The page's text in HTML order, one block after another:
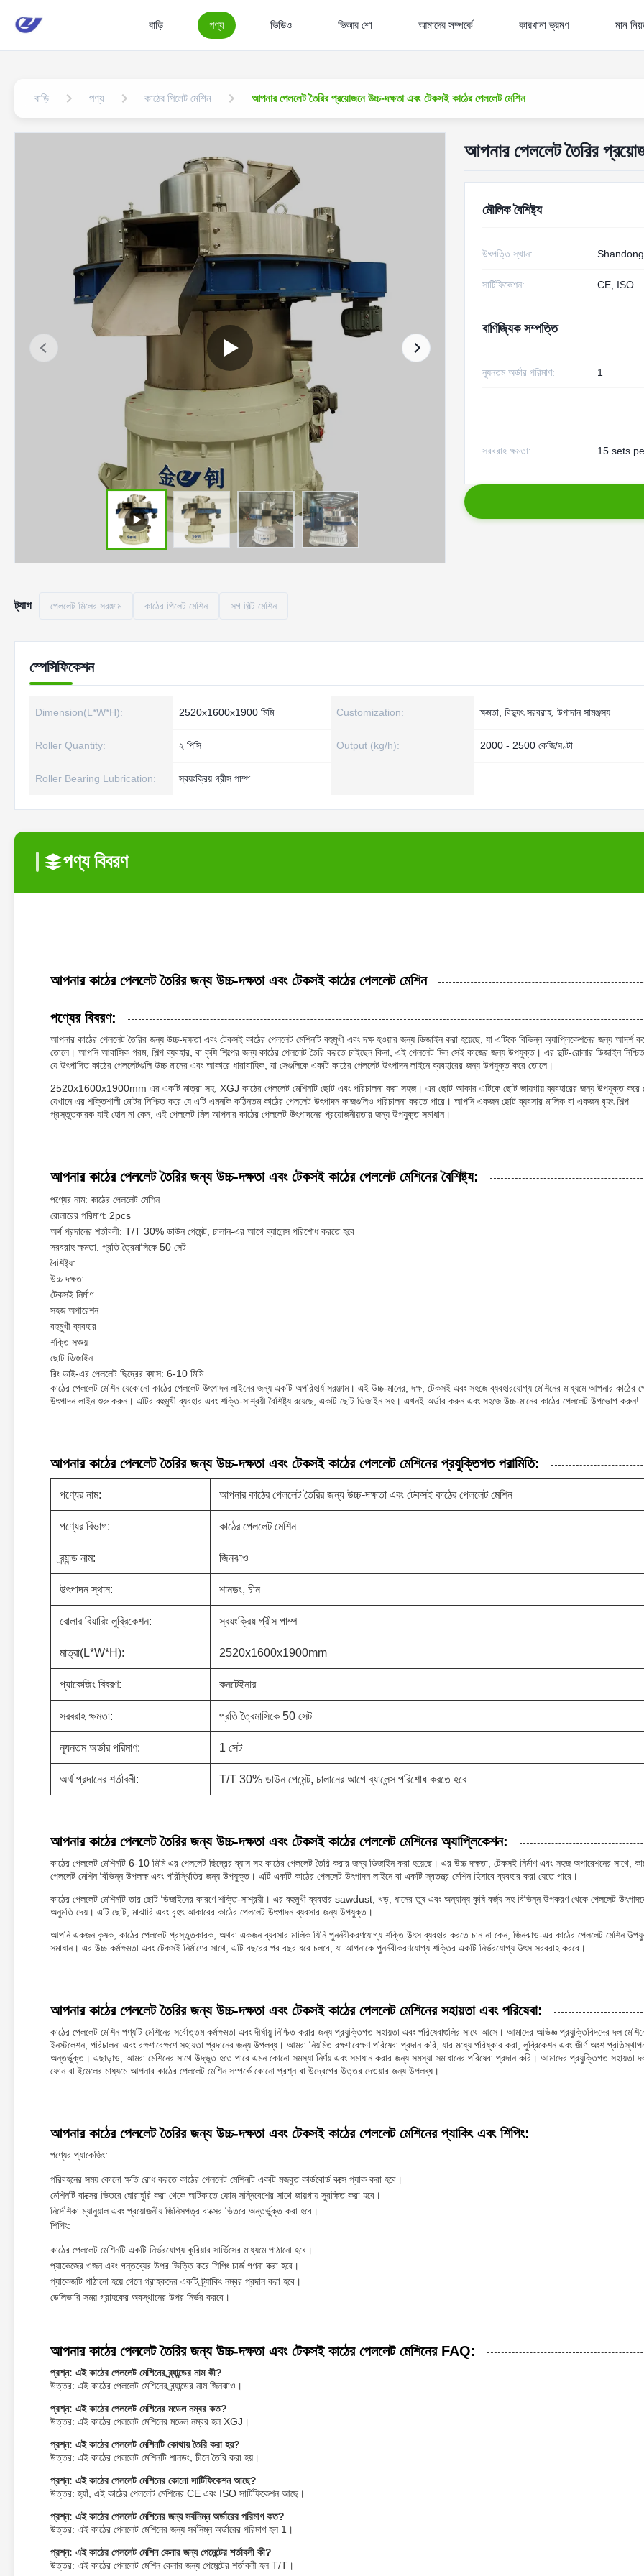
বাড়ি পণ্য ভিডিও ভিআর শো আমাদের সম্পর্কে কারখানা ভ্রমণ মান
বাড়ি পণ্য কাঠের পিলেট মেশিন আপনার পেললেট তৈরির প্রয়োজনে উচ্চ-দক্ষতা এবং টেকসই কাঠের পেললেট মেশিন
আপনার পেললেট তৈরির
মৌলিক বৈশিষ্ট্য
উৎপত্তি স্থান:
সার্টিফিকেশন: CE, ISO
বাণিজ্যিক সম্পত্তি
ন্যূনতম অর্ডার পরিমাণ: 1
সরবরাহ ক্ষমতা: 15 sets
ট্যাগ পেললেট মিলের সরঞ্জাম কাঠের পিলেট মেশিন সগ পিল্ট মেশিন
স্পেসিফিকেশন
Dimension(L*W*H): 2520x1600x1900 মিমি Customization: ক্ষমতা, বিদ্যুৎ সরবরাহ, উপাদান সামঞ্জস্য
Roller Quantity: ২ পিসি Output (kg/h): 2000 - 2500 কেজি/ঘণ্টা
Roller Bearing Lubrication: স্বয়ংক্রিয় গ্রীস পাম্প
পণ্য বিবরণ
আপনার কাঠের পেললেট তৈরির জন্য উচ্চ-দক্ষতা এবং টেকসই কাঠের পেললেট মেশিন
পণ্যের বিবরণ:
আপনার কাঠের পেললেট তৈরির জন্য উচ্চ-দক্ষতা এবং টেকসই কাঠের পেললেট মেশিনটি বহুমুখী এবং দক্ষ হওয়ার জন্য ডিজাইন করা হয়েছে, যা এটিকে বিভিন্ন অ্যাপ্লিকেশনের জন্য আদর্শ
তোলে। আপনি আবাসিক গরম, শিল্প ব্যবহার, বা কৃষি শিল্পের জন্য কাঠের পেললেট তৈরি করতে চাইছেন কিনা, এই পেললেট মিল সেই কাজের জন্য উপযুক্ত। এর দুটি-রোলার ডিজাইন
যে উৎপাদিত কাঠের পেললেটগুলি উচ্চ মানের এবং আকারে ধারাবাহিক, যা সেগুলিকে একটি কাঠের পেললেট উৎপাদন লাইনে ব্যবহারের জন্য উপযুক্ত করে তোলে।
2520x1600x1900mm এর একটি মাত্রা সহ, XGJ কাঠের পেললেট মেশিনটি ছোট এবং পরিচালনা করা সহজ। এর ছোট আকার এটিকে ছোট জায়গায় ব্যবহারের জন্য উপযুক্ত করে
যেখানে এর শক্তিশালী মোটর নিশ্চিত করে যে এটি এমনকি কঠিনতম কাঠের পেললেট উৎপাদন কাজগুলিও পরিচালনা করতে পারে। আপনি একজন ছোট ব্যবসার মালিক বা একজন বৃহৎ শিল্প
প্রস্তুতকারক যাই হোন না কেন, এই পেললেট মিল আপনার কাঠের পেললেট উৎপাদনের প্রয়োজনীয়তার জন্য উপযুক্ত সমাধান।
আপনার কাঠের পেললেট তৈরির জন্য উচ্চ-দক্ষতা এবং টেকসই কাঠের পেললেট মেশিনের বৈশিষ্ট্য:
পণ্যের নাম: কাঠের পেললেট মেশিন
রোলারের পরিমাণ: 2pcs
অর্থ প্রদানের শর্তাবলী: T/T 30% ডাউন পেমেন্ট, চালান-এর আগে ব্যালেন্স পরিশোধ করতে হবে
সরবরাহ ক্ষমতা: প্রতি ত্রৈমাসিকে 50 সেট
বৈশিষ্ট্য:
উচ্চ দক্ষতা
টেকসই নির্মাণ
সহজ অপারেশন
বহুমুখী ব্যবহার
শক্তি সঞ্চয়
ছোট ডিজাইন
রিং ডাই-এর পেললেট ছিদ্রের ব্যাস: 6-10 মিমি
কাঠের পেললেট মেশিন যেকোনো কাঠের পেললেট উৎপাদন লাইনের জন্য একটি অপরিহার্য সরঞ্জাম। এই উচ্চ-মানের, দক্ষ, টেকসই এবং সহজে ব্যবহারযোগ্য মেশিনের মাধ্যমে আপনার কাঠের
উৎপাদন লাইন শুরু করুন। এটির বহুমুখী ব্যবহার এবং শক্তি-সাশ্রয়ী বৈশিষ্ট্য রয়েছে, একটি ছোট ডিজাইন সহ। এখনই অর্ডার করুন এবং সহজে উচ্চ-মানের কাঠের পেললেট উপভোগ করুন!
আপনার কাঠের পেললেট তৈরির জন্য উচ্চ-দক্ষতা এবং টেকসই কাঠের পেললেট মেশিনের প্রযুক্তিগত পরামিতি:
পণ্যের নাম: আপনার কাঠের পেললেট তৈরির জন্য উচ্চ-দক্ষতা এবং টেকসই কাঠের পেললেট মেশিন
পণ্যের বিভাগ: কাঠের পেললেট মেশিন
ব্র্যান্ড নাম: জিনঝাও
উৎপাদন স্থান: শানডং, চীন
রোলার বিয়ারিং লুব্রিকেশন: স্বয়ংক্রিয় গ্রীস পাম্প
মাত্রা(L*W*H): 2520x1600x1900mm
প্যাকেজিং বিবরণ: কনটেইনার
সরবরাহ ক্ষমতা: প্রতি ত্রৈমাসিকে 50 সেট
ন্যূনতম অর্ডার পরিমাণ: 1 সেট
অর্থ প্রদানের শর্তাবলী: T/T 30% ডাউন পেমেন্ট, চালানের আগে ব্যালেন্স পরিশোধ করতে হবে
আপনার কাঠের পেললেট তৈরির জন্য উচ্চ-দক্ষতা এবং টেকসই কাঠের পেললেট মেশিনের অ্যাপ্লিকেশন:
কাঠের পেললেট মেশিনটি 6-10 মিমি এর পেললেট ছিদ্রের ব্যাস সহ কাঠের পেললেট তৈরি করার জন্য ডিজাইন করা হয়েছে। এর উচ্চ দক্ষতা, টেকসই নির্মাণ এবং সহজ অপারেশনের সাথে,
পেললেট মেশিন বিভিন্ন উপলক্ষ এবং পরিস্থিতির জন্য উপযুক্ত। এটি একটি কাঠের পেললেট উৎপাদন লাইনে বা একটি স্বতন্ত্র মেশিন হিসাবে ব্যবহার করা যেতে পারে।
কাঠের পেললেট মেশিনটি তার ছোট ডিজাইনের কারণে শক্তি-সাশ্রয়ী। এর বহুমুখী ব্যবহার sawdust, খড়, ধানের তুষ এবং অন্যান্য কৃষি বর্জ্য সহ বিভিন্ন উপকরণ থেকে পেললেট
অনুমতি দেয়। এটি ছোট, মাঝারি এবং বৃহৎ আকারের কাঠের পেললেট উৎপাদন ব্যবসার জন্য উপযুক্ত।
আপনি একজন কৃষক, কাঠের পেললেট প্রস্তুতকারক, অথবা একজন ব্যবসার মালিক যিনি পুনর্নবীকরণযোগ্য শক্তি উৎস ব্যবহার করতে চান না কেন, জিনঝাও-এর কাঠের পেললেট মেশিন
সমাধান। এর উচ্চ কর্মক্ষমতা এবং টেকসই নির্মাণের সাথে, এটি বছরের পর বছর ধরে চলবে, যা আপনাকে পুনর্নবীকরণযোগ্য শক্তির একটি নির্ভরযোগ্য উৎস সরবরাহ করবে।
আপনার কাঠের পেললেট তৈরির জন্য উচ্চ-দক্ষতা এবং টেকসই কাঠের পেললেট মেশিনের সহায়তা এবং পরিষেবা:
কাঠের পেললেট মেশিন পণ্যটি মেশিনের সর্বোত্তম কর্মক্ষমতা এবং দীর্ঘায়ু নিশ্চিত করার জন্য প্রযুক্তিগত সহায়তা এবং পরিষেবাগুলির সাথে আসে। আমাদের অভিজ্ঞ প্রযুক্তিবিদদের দল
ইনস্টলেশন, পরিচালনা এবং রক্ষণাবেক্ষণে সহায়তা প্রদানের জন্য উপলব্ধ। আমরা নিয়মিত রক্ষণাবেক্ষণ পরিষেবা প্রদান করি, যার মধ্যে পরিষ্কার করা, লুব্রিকেশন এবং জীর্ণ অংশ
অন্তর্ভুক্ত। এছাড়াও, আমরা মেশিনের সাথে উদ্ভূত হতে পারে এমন কোনো সমস্যা নির্ণয় এবং সমাধান করার জন্য সমস্যা সমাধানের পরিষেবা প্রদান করি। আমাদের প্রযুক্তিগত সহায়তা
ফোন বা ইমেলের মাধ্যমে আপনার কাঠের পেললেট মেশিন সম্পর্কে কোনো প্রশ্ন বা উদ্বেগের উত্তর দেওয়ার জন্য উপলব্ধ।
আপনার কাঠের পেললেট তৈরির জন্য উচ্চ-দক্ষতা এবং টেকসই কাঠের পেললেট মেশিনের প্যাকিং এবং শিপিং:
পণ্যের প্যাকেজিং:
পরিবহনের সময় কোনো ক্ষতি রোধ করতে কাঠের পেললেট মেশিনটি একটি মজবুত কার্ডবোর্ড বক্সে প্যাক করা হবে।
মেশিনটি বাক্সের ভিতরে ঘোরাঘুরি করা থেকে আটকাতে ফোম সন্নিবেশের সাথে জায়গায় সুরক্ষিত করা হবে।
নির্দেশিকা ম্যানুয়াল এবং প্রয়োজনীয় জিনিসপত্র বাক্সের ভিতরে অন্তর্ভুক্ত করা হবে।
শিপিং:
কাঠের পেললেট মেশিনটি একটি নির্ভরযোগ্য কুরিয়ার সার্ভিসের মাধ্যমে পাঠানো হবে।
প্যাকেজের ওজন এবং গন্তব্যের উপর ভিত্তি করে শিপিং চার্জ গণনা করা হবে।
প্যাকেজটি পাঠানো হয়ে গেলে গ্রাহকদের একটি ট্র্যাকিং নম্বর প্রদান করা হবে।
ডেলিভারি সময় গ্রাহকের অবস্থানের উপর নির্ভর করবে।
আপনার কাঠের পেললেট তৈরির জন্য উচ্চ-দক্ষতা এবং টেকসই কাঠের পেললেট মেশিনের FAQ:
প্রশ্ন: এই কাঠের পেললেট মেশিনের ব্র্যান্ডের নাম কী?
উত্তর: এই কাঠের পেললেট মেশিনের ব্র্যান্ডের নাম জিনঝাও।
প্রশ্ন: এই কাঠের পেললেট মেশিনের মডেল নম্বর কত?
উত্তর: এই কাঠের পেললেট মেশিনের মডেল নম্বর হল XGJ।
প্রশ্ন: এই কাঠের পেললেট মেশিনটি কোথায় তৈরি করা হয়?
উত্তর: এই কাঠের পেললেট মেশিনটি শানডং, চীনে তৈরি করা হয়।
প্রশ্ন: এই কাঠের পেললেট মেশিনের কোনো সার্টিফিকেশন আছে?
উত্তর: হ্যাঁ, এই কাঠের পেললেট মেশিনের CE এবং ISO সার্টিফিকেশন আছে।
প্রশ্ন: এই কাঠের পেললেট মেশিনের জন্য সর্বনিম্ন অর্ডারের পরিমাণ কত?
উত্তর: এই কাঠের পেললেট মেশিনের জন্য সর্বনিম্ন অর্ডারের পরিমাণ হল 1।
প্রশ্ন: এই কাঠের পেললেট মেশিন কেনার জন্য পেমেন্টের শর্তাবলী কী?
উত্তর: এই কাঠের পেললেট মেশিন কেনার জন্য পেমেন্টের শর্তাবলী হল T/T।